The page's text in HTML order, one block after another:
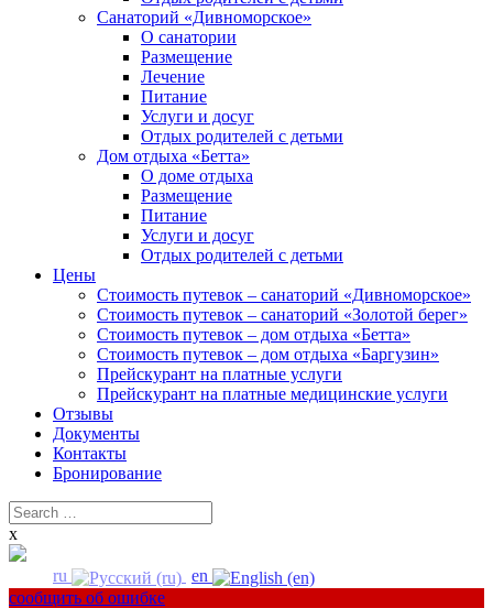
Санаторий «Дивноморское»
О санатории
Размещение
Лечение
Питание
Услуги и досуг
Отдых родителей с детьми
Дом отдыха «Бетта»
О доме отдыха
Размещение
Питание
Услуги и досуг
Отдых родителей с детьми
Цены
Стоимость путевок – санаторий «Дивноморское»
Стоимость путевок – санаторий «Золотой берег»
Стоимость путевок – дом отдыха «Бетта»
Стоимость путевок – дом отдыха «Баргузин»
Прейскурант на платные услуги
Прейскурант на платные медицинские услуги
Отзывы
Документы
Контакты
Бронирование
Search
for:
x
ru
en
сообщить об ошибке